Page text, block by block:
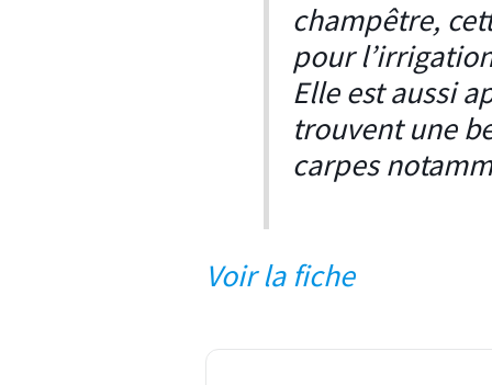
champêtre,
pour
Elle est aussi
trouvent une
carpes
Voir la fiche